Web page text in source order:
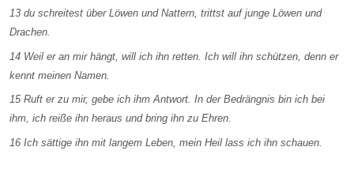
13 du schreitest über Löwen und Nattern, trittst auf junge Löwen und
Drachen.
14 Weil er an mir hängt, will ich ihn retten. Ich will ihn schützen, denn er
kennt meinen Namen.
15 Ruft er zu mir, gebe ich ihm Antwort. In der Bedrängnis bin ich bei
ihm, ich reiße ihn heraus und bring ihn zu Ehren.
16 Ich sättige ihn mit langem Leben, mein Heil lass ich ihn schauen.